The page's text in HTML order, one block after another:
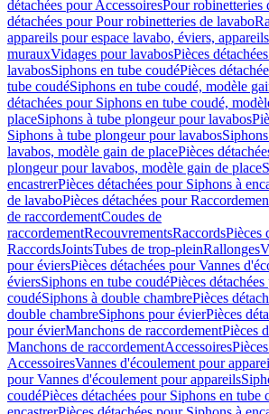
détachées pour AccessoiresPour robinetteries
détachées pour Pour robinetteries de lavabo
appareils pour espace lavabo, éviers,
murauxVidages pour lavabosPièces
lavabosSiphons en tube coudéPièces
tube coudéSiphons en tube coudé, modèle
détachées pour Siphons en tube coudé,
placeSiphons à tube plongeur pour lavabos
Siphons à tube plongeur pour lavabos
lavabos, modèle gain de placePièces
plongeur pour lavabos, modèle gain de place
encastrerPièces détachées pour Siphons à
de lavaboPièces détachées pour
de raccordementCoudes de
raccordementRecouvrementsRaccordsPièces
RaccordsJointsTubes de trop-pleinRallonges
pour éviersPièces détachées pour Vannes
éviersSiphons en tube coudéPièces
coudéSiphons à double chambrePièces
double chambreSiphons pour évierPièces
pour évierManchons de raccordementPièces
Manchons de raccordementAccessoires
AccessoiresVannes d'écoulement pour
pour Vannes d'écoulement pour appareils
coudéPièces détachées pour Siphons en tube